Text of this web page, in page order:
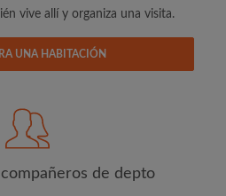
PERFIL
vive allí y organiza una visita.
UNA HABITACIÓN
de depto